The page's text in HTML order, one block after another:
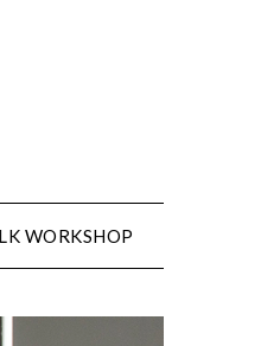
WORKSHOP